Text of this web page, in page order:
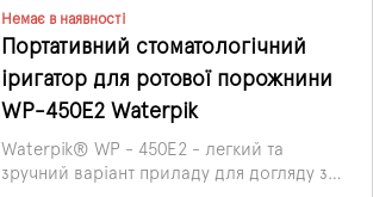
Немає в наявності
Портативний стоматологічний
іригатор для ротової порожнини
WP-450E2 Waterpik
Waterpik® WP - 450E2 - легкий та
зручний варіант приладу для догляду за